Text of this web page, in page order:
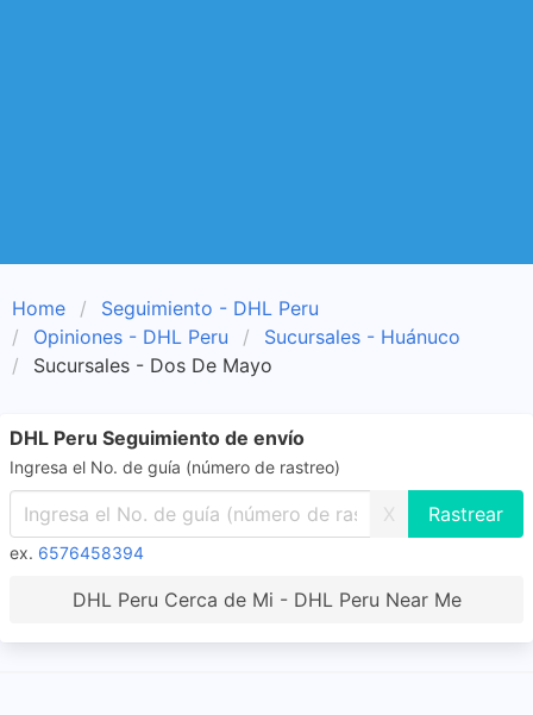
Home
Seguimiento - DHL Peru
Opiniones - DHL Peru
Sucursales - Huánuco
Sucursales - Dos De Mayo
DHL Peru Seguimiento de envío
Ingresa el No. de guía (número de rastreo)
X
ex. 6576458394
DHL Peru Cerca de Mi - DHL Peru Near Me